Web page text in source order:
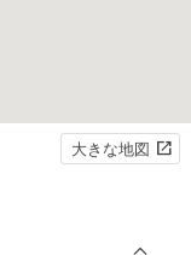
大きな地図